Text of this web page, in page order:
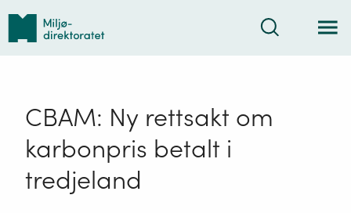
Tilbake
forsiden
Søk
CBAM: Ny rettsakt om
karbonpris betalt i
tredjeland